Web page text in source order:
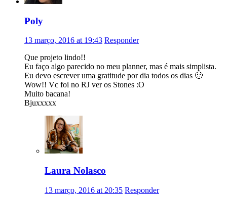
Poly
13 março, 2016 at 19:43 Responder
Que projeto lindo!!
Eu faço algo parecido no meu planner, mas é mais simplista.
Eu devo escrever uma gratitude por dia todos os dias 🙂
Wow!! Vc foi no RJ ver os Stones :O
Muito bacana!
Bjuxxxxx
Laura Nolasco
13 março, 2016 at 20:35 Responder